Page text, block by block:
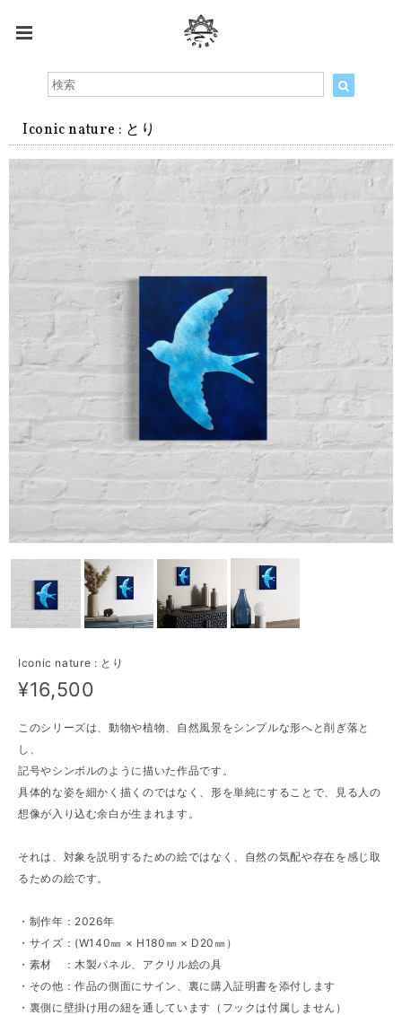
Iconic nature : とり
Iconic nature : とり
¥16,500
このシリーズは、動物や植物、自然風景をシンプルな形へと削ぎ落と
し、
記号やシンボルのように描いた作品です。
具体的な姿を細かく描くのではなく、形を単純にすることで、見る人の
想像が入り込む余白が生まれます。
それは、対象を説明するための絵ではなく、自然の気配や存在を感じ取
るための絵です。
・制作年：2026年
・サイズ：(W140㎜ × H180㎜ × D20㎜）
・素材 ：木製パネル、アクリル絵の具
・その他：作品の側面にサイン、裏に購入証明書を添付します
・裏側に壁掛け用の紐を通しています（フックは付属しません）